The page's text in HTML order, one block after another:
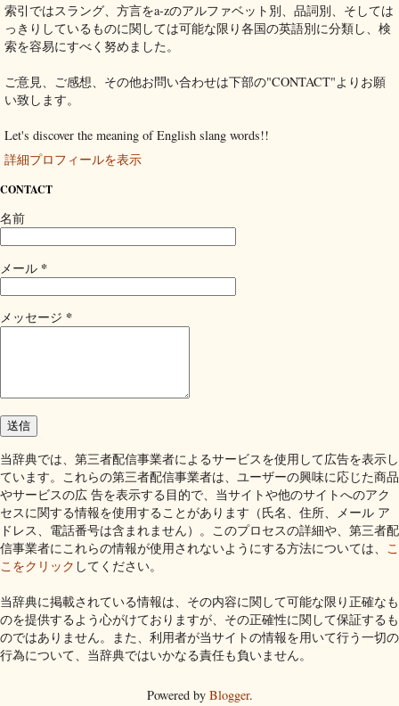
索引ではスラング、方言をa-zのアルファベット別、品詞別、そしては
っきりしているものに関しては可能な限り各国の英語別に分類し、検
索を容易にすべく努めました。
ご意見、ご感想、その他お問い合わせは下部の"CONTACT"よりお願
い致します。
Let's discover the meaning of English slang words!!
詳細プロフィールを表示
CONTACT
名前
メール *
メッセージ *
当辞典では、第三者配信事業者によるサービスを使用して広告を表示し
ています。これらの第三者配信事業者は、ユーザーの興味に応じた商品
やサービスの広 告を表示する目的で、当サイトや他のサイトへのアク
セスに関する情報を使用することがあります（氏名、住所、メール ア
ドレス、電話番号は含まれません）。このプロセスの詳細や、第三者配
信事業者にこれらの情報が使用されないようにする方法については、
こ
こをクリック してください。
当辞典に掲載されている情報は、その内容に関して可能な限り正確なも
のを提供するよう心がけておりますが、その正確性に関して保証するも
のではありません。また、利用者が当サイトの情報を用いて行う一切の
行為について、当辞典ではいかなる責任も負いません。
Powered by Blogger.